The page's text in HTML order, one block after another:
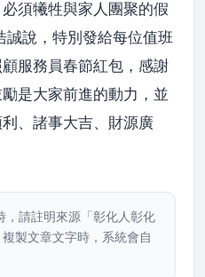
須犧牲與家人團聚的假
誠說，特別發給每位值班
服務員春節紅包，感謝
是大家前進的動力，並
、諸事大吉、財源廣
，請註明來源「彰化人彰化
複製文章文字時，系統會自